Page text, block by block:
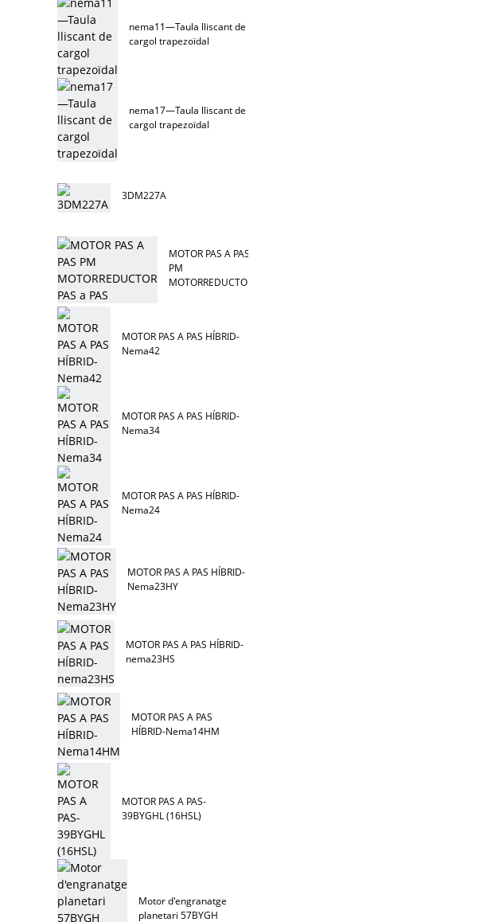
nema11—Taula lliscant de
cargol trapezoïdal
nema17—Taula lliscant de
cargol trapezoïdal
3DM227A
MOTOR PAS A PAS
PM
MOTORREDUCTOR
MOTOR PAS A PAS HÍBRID-
Nema42
MOTOR PAS A PAS HÍBRID-
Nema34
MOTOR PAS A PAS HÍBRID-
Nema24
MOTOR PAS A PAS HÍBRID-
Nema23HY
MOTOR PAS A PAS HÍBRID-
nema23HS
MOTOR PAS A PAS
HÍBRID-Nema14HM
MOTOR PAS A PAS-
39BYGHL (16HSL)
Motor d'engranatge
planetari 57BYGH